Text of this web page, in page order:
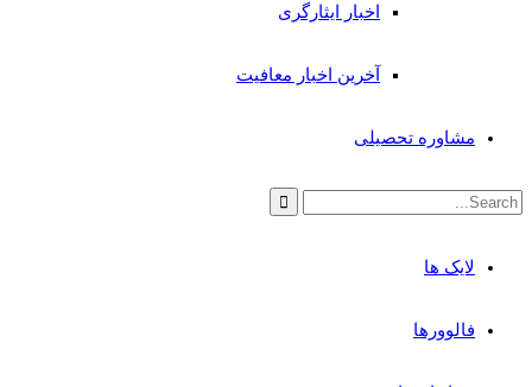
اخبار ایثارگری
آخرین اخبار معافیت
مشاوره تحصیلی
لایک ها
فالوورها